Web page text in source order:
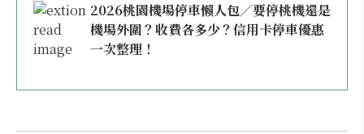
2026桃園機場停車懶人包／要停桃機還是
機場外圍？收費各多少？信用卡停車優惠
一次整理！